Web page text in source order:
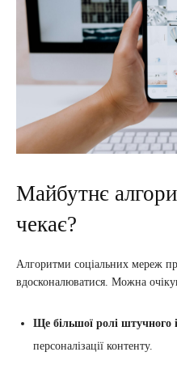
Майбутнє
чекає?
Алгоритми соціальних мереж
вдосконалюватися. Можна
Ще більшої ролі штучного
персоналізації контенту.